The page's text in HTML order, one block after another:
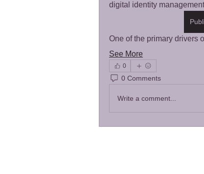
digital identity
One of the primary drivers
See More
0
0 Comments
Write a comment...